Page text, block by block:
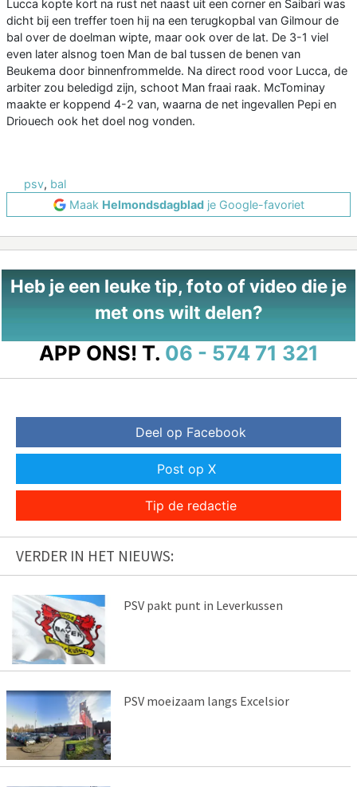
Lucca kopte kort na rust net naast uit een corner en Saibari was
dicht bij een treffer toen hij na een terugkopbal van Gilmour de
bal over de doelman wipte, maar ook over de lat. De 3-1 viel
even later alsnog toen Man de bal tussen de benen van
Beukema door binnenfrommelde. Na direct rood voor Lucca, de
arbiter zou beledigd zijn, schoot Man fraai raak. McTominay
maakte er koppend 4-2 van, waarna de net ingevallen Pepi en
Driouech ook het doel nog vonden.
psv, bal
Maak Helmondsdagbladje Google-favoriet
Heb je een leuke tip, foto of video die je
met ons wilt delen?
APP ONS! T. 06 - 574 71 321
Deel op Facebook
Post op X
Tip de redactie
VERDER IN HET NIEUWS:
PSV pakt punt in Leverkussen
PSV moeizaam langs Excelsior